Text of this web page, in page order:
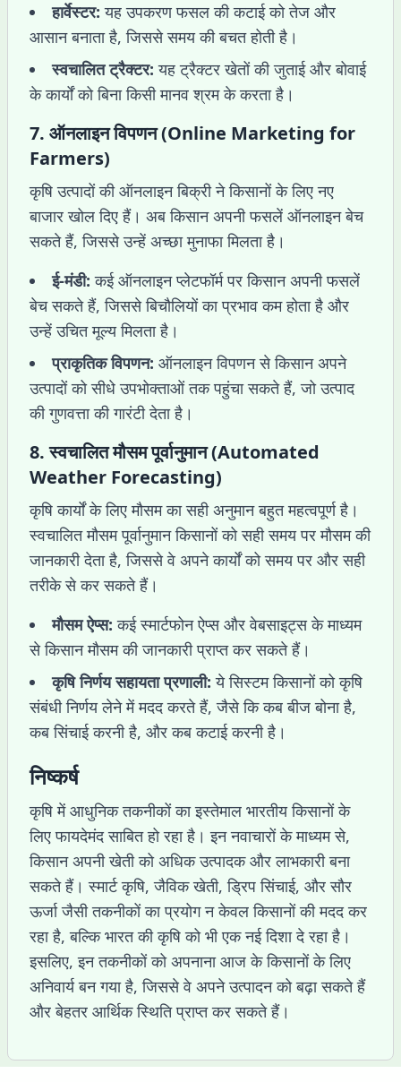
हार्वेस्टर: यह उपकरण फसल की कटाई को तेज और
आसान बनाता है, जिससे समय की बचत होती है।
स्वचालित ट्रैक्टर: यह ट्रैक्टर खेतों की जुताई और बोवाई
के कार्यों को बिना किसी मानव श्रम के करता है।
7. ऑनलाइन विपणन (Online Marketing for
Farmers)
कृषि उत्पादों की ऑनलाइन बिक्री ने किसानों के लिए नए
बाजार खोल दिए हैं। अब किसान अपनी फसलें ऑनलाइन बेच
सकते हैं, जिससे उन्हें अच्छा मुनाफा मिलता है।
ई-मंडी: कई ऑनलाइन प्लेटफॉर्म पर किसान अपनी फसलें
बेच सकते हैं, जिससे बिचौलियों का प्रभाव कम होता है और
उन्हें उचित मूल्य मिलता है।
प्राकृतिक विपणन: ऑनलाइन विपणन से किसान अपने
उत्पादों को सीधे उपभोक्ताओं तक पहुंचा सकते हैं, जो उत्पाद
की गुणवत्ता की गारंटी देता है।
8.स्वचालित मौसम पूर्वानुमान (Automated
Weather Forecasting)
कृषि कार्यों के लिए मौसम का सही अनुमान बहुत महत्वपूर्ण है।
स्वचालित मौसम पूर्वानुमान किसानों को सही समय पर मौसम की
जानकारी देता है, जिससे वे अपने कार्यों को समय पर और सही
तरीके से कर सकते हैं।
मौसम ऐप्स: कई स्मार्टफोन ऐप्स और वेबसाइट्स के माध्यम
से किसान मौसम की जानकारी प्राप्त कर सकते हैं।
कृषि निर्णय सहायता प्रणाली: ये सिस्टम किसानों को कृषि
संबंधी निर्णय लेने में मदद करते हैं, जैसे कि कब बीज बोना है,
कब सिंचाई करनी है, और कब कटाई करनी है।
निष्कर्ष
कृषि में आधुनिक तकनीकों का इस्तेमाल भारतीय किसानों के
लिए फायदेमंद साबित हो रहा है। इन नवाचारों के माध्यम से,
किसान अपनी खेती को अधिक उत्पादक और लाभकारी बना
सकते हैं। स्मार्ट कृषि, जैविक खेती, ड्रिप सिंचाई, और सौर
ऊर्जा जैसी तकनीकों का प्रयोग न केवल किसानों की मदद कर
रहा है, बल्कि भारत की कृषि को भी एक नई दिशा दे रहा है।
इसलिए, इन तकनीकों को अपनाना आज के किसानों के लिए
अनिवार्य बन गया है, जिससे वे अपने उत्पादन को बढ़ा सकते हैं
और बेहतर आर्थिक स्थिति प्राप्त कर सकते हैं।